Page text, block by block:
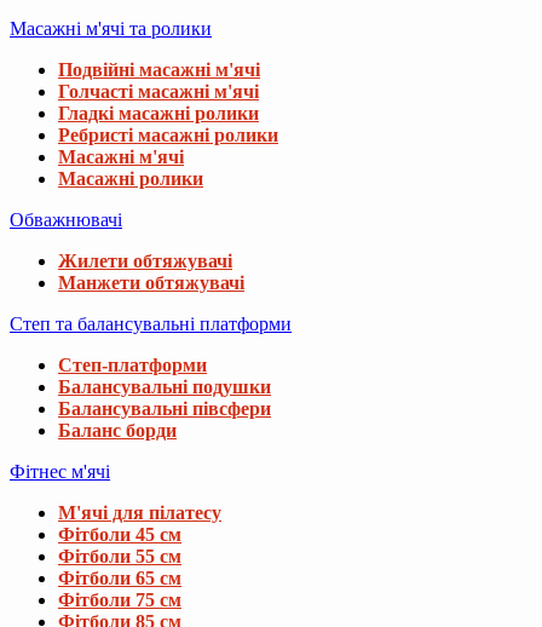
Масажні м'ячі та ролики
Подвійні масажні м'ячі
Голчасті масажні м'ячі
Гладкі масажні ролики
Ребристі масажні ролики
Масажні м'ячі
Масажні ролики
Обважнювачі
Жилети обтяжувачі
Манжети обтяжувачі
Степ та балансувальні платформи
Степ-платформи
Балансувальні подушки
Балансувальні півсфери
Баланс борди
Фітнес м'ячі
М'ячі для пілатесу
Фітболи 45 см
Фітболи 55 см
Фітболи 65 см
Фітболи 75 см
Фітболи 85 см